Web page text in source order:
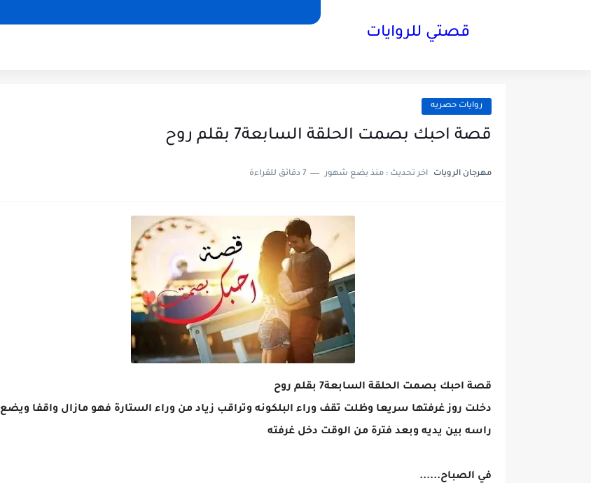
قصتي للروايات
روايات حصريه
قصة احبك بصمت الحلقة السابعة7 بقلم روح
مهرجان الرويات اخر تحديث : منذ بضع شهور 7 دقائق للقراءة
قصة احبك بصمت الحلقة السابعة7 بقلم روح
دخلت روز غرفتها سريعا وظلت تقف وراء البلكونه وتراقب زياد من وراء الستارة فهو مازال واقفا ويضع
راسه بين يديه وبعد فترة من الوقت دخل غرفته
في الصباح......